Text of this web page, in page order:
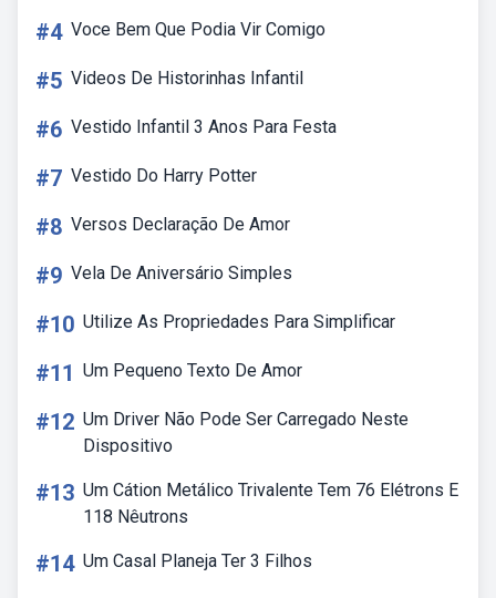
#4 Voce Bem Que Podia Vir Comigo
#5 Videos De Historinhas Infantil
#6 Vestido Infantil 3 Anos Para Festa
#7 Vestido Do Harry Potter
#8 Versos Declaração De Amor
#9 Vela De Aniversário Simples
#10 Utilize As Propriedades Para Simplificar
#11 Um Pequeno Texto De Amor
#12 Um Driver Não Pode Ser Carregado Neste
Dispositivo
#13 Um Cátion Metálico Trivalente Tem 76 Elétrons E
118 Nêutrons
#14 Um Casal Planeja Ter 3 Filhos